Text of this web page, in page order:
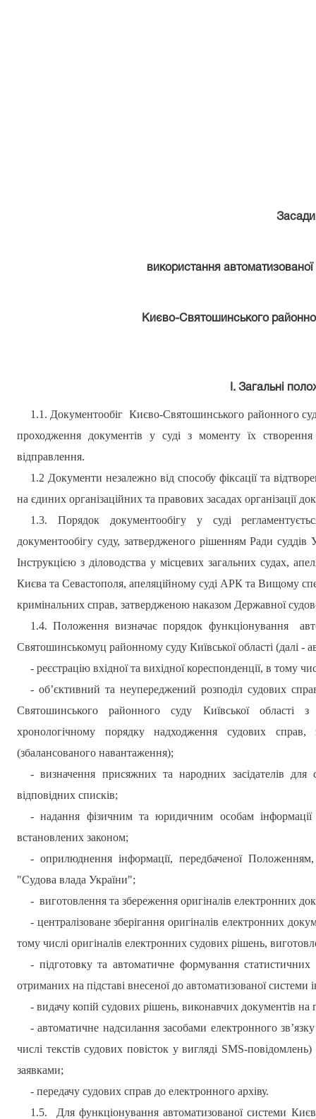
Засади
використання
Києво-Святошинського
І. Загальні
1.1. Документообіг Києво-Святошинського районного
проходження документів у суді з моменту їх
відправлення.
1.2 Документи незалежно від способу фіксації та
на єдиних організаційних та правових засадах організації
1.3. Порядок документообігу у суді
документообігу суду, затвердженого рішенням Ради
Інструкцією з діловодства у місцевих загальних судах,
Києва та Севастополя, апеляційному суді АРК та Вищому
кримінальних справ, затвердженою наказом Державної
1.4. Положення визначає порядок функціонування
Святошинськомуц районному суду Київської області (далі -
- реєстрацію вхідної та вихідної кореспонденції, в тому
- об’єктивний та неупереджений розподіл судових
Святошинськогорайонного суду Київської області
хронологічному порядку надходження судових справ,
(збалансованого навантаження);
- визначення присяжних та народних засідателів для
відповідних списків;
- надання фізичним та юридичним особам
встановлених законом;
- оприлюднення інформації, передбаченої Положенням,
"Судова влада України";
- виготовлення та збереження оригіналів електронних
- централізоване зберігання оригіналів електронних
тому числі оригіналів електронних судових рішень,
- підготовку та автоматичне формування
отриманих на підставі внесеної до автоматизованої системи
- видачу копій судових рішень, виконавчих документів на
- автоматичне надсилання засобами електронного
числі текстів судових повісток у вигляді SMS-
заявками;
- передачу судових справ до електронного архіву.
1.5.
Для функціонування автоматизованої системи